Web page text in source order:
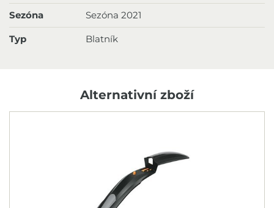
Sezóna Sezóna 2021
Typ Blatník
Alternativní zboží